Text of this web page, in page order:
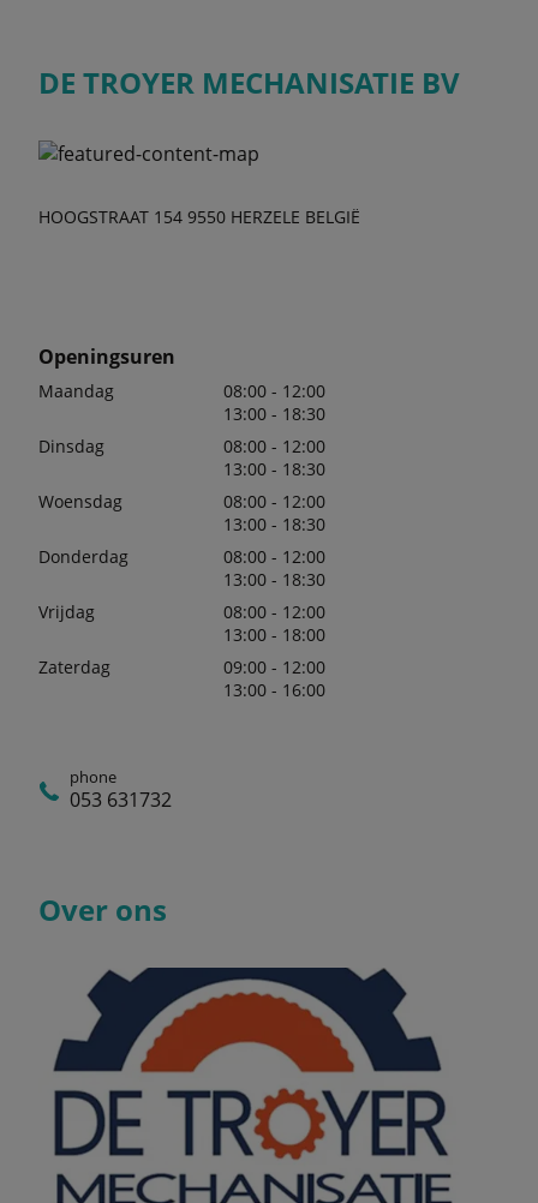
DE TROYER MECHANISATIE BV
HOOGSTRAAT 154 9550 HERZELE BELGIË
Openingsuren
Maandag
08:00 - 12:00
13:00 - 18:30
Dinsdag
08:00 - 12:00
13:00 - 18:30
Woensdag
08:00 - 12:00
13:00 - 18:30
Donderdag
08:00 - 12:00
13:00 - 18:30
Vrijdag
08:00 - 12:00
13:00 - 18:00
Zaterdag
09:00 - 12:00
13:00 - 16:00
phone
053 631732
Over ons